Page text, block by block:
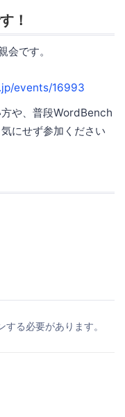
！
です。
events/16993
や、普段WordBench
にせず参加ください
る必要があります。